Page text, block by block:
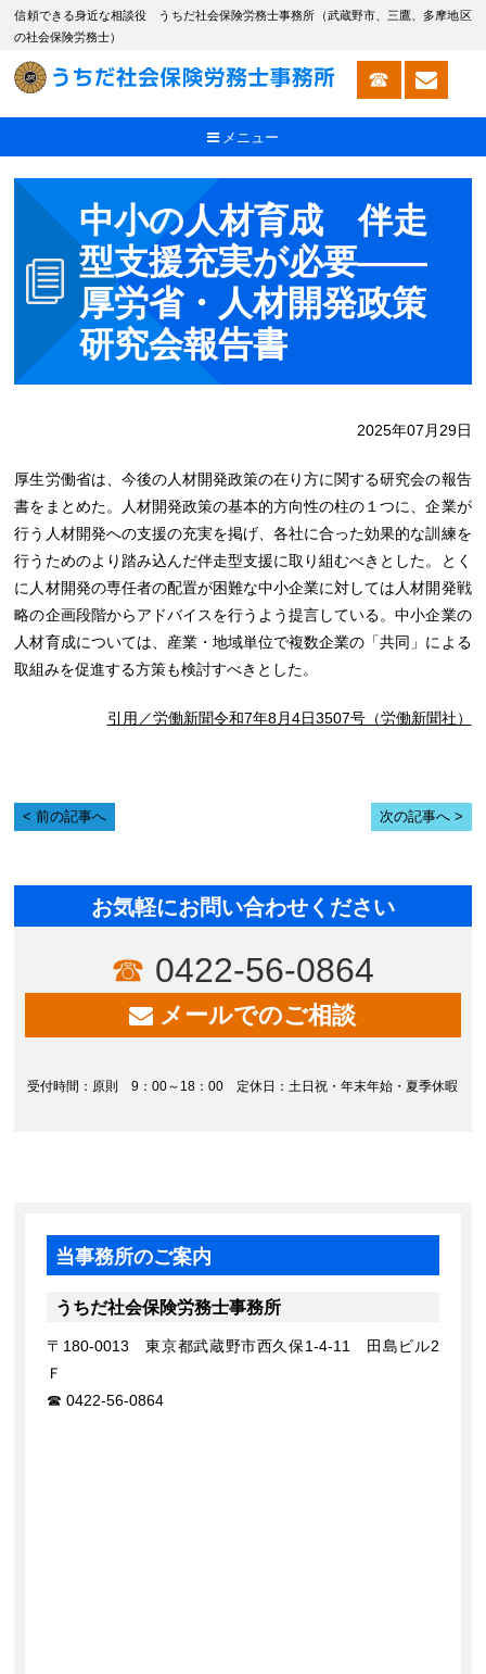
信頼できる身近な相談役 うちだ社会保険労務士事務所（武蔵野市、三鷹、多摩地区
の社会保険労務士）
メニュー
中小の人材育成 伴走
型支援充実が必要――
厚労省・人材開発政策
研究会報告書
2025年07月29日
厚生労働省は、今後の人材開発政策の在り方に関する研究会の報告
書をまとめた。人材開発政策の基本的方向性の柱の１つに、企業が
行う人材開発への支援の充実を掲げ、各社に合った効果的な訓練を
行うためのより踏み込んだ伴走型支援に取り組むべきとした。とく
に人材開発の専任者の配置が困難な中小企業に対しては人材開発戦
略の企画段階からアドバイスを行うよう提言している。中小企業の
人材育成については、産業・地域単位で複数企業の「共同」による
取組みを促進する方策も検討すべきとした。
引用／労働新聞令和7年8月4日3507号（労働新聞社）
前の記事へ 次の記事へ
お気軽にお問い合わせください
0422-56-0864
メールでのご相談
受付時間：原則 9：00～18：00 定休日：土日祝・年末年始・夏季休暇
当事務所のご案内
うちだ社会保険労務士事務所
〒180-0013 東京都武蔵野市西久保1-4-11 田島ビル2
Ｆ
0422-56-0864